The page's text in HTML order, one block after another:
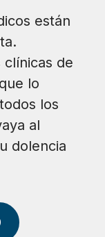
están
clínicas de
lo
los
al
dolencia